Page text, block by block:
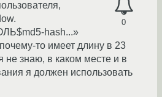
0
hash...»
то имеет длину в 23
не знаю, в каком месте и в
я должен использовать